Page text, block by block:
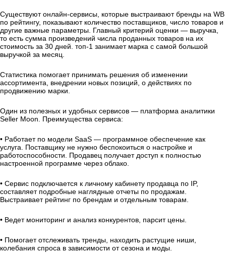
Существуют онлайн-сервисы, которые выстраивают бренды на WB
по рейтингу, показывают количество поставщиков, число товаров и
другие важные параметры. Главный критерий оценки — выручка,
то есть сумма произведений числа проданных товаров на их
стоимость за 30 дней. топ-1 занимает марка с самой большой
выручкой за месяц.
Статистика помогает принимать решения об изменении
ассортимента, внедрении новых позиций, о действиях по
продвижению марки.
Один из полезных и удобных сервисов — платформа аналитики
Seller Moon. Преимущества сервиса:
• Работает по модели SaaS — программное обеспечение как
услуга. Поставщику не нужно беспокоиться о настройке и
работоспособности. Продавец получает доступ к полностью
настроенной программе через облако.
• Сервис подключается к личному кабинету продавца по IP,
составляет подробные наглядные отчеты по продажам.
Выстраивает рейтинг по брендам и отдельным товарам.
• Ведет мониторинг и анализ конкурентов, парсит цены.
• Помогает отслеживать тренды, находить растущие ниши,
колебания спроса в зависимости от сезона и моды.